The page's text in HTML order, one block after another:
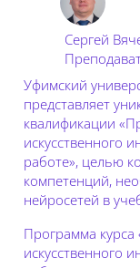
Сергей
Уфимский
представляет
квалификации
искусственного
работе», целью
компетенций,
нейросетей в
Программа
искусственного